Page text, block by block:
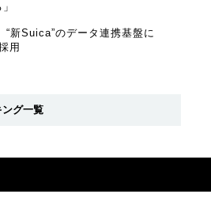
“新Suica”のデータ連携基盤に
用
ング一覧